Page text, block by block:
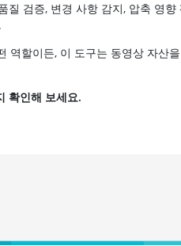
검증, 변경 사항 감지, 압축 영향
역할이든, 이 도구는 동영상 자산
확인해 보세요.